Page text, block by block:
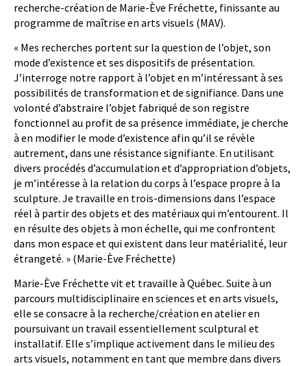
recherche-création de Marie-Ève Fréchette, finissante au
programme de maîtrise en arts visuels (MAV).
« Mes recherches portent sur la question de l’objet, son
mode d’existence et ses dispositifs de présentation.
J’interroge notre rapport à l’objet en m’intéressant à ses
possibilités de transformation et de signifiance. Dans une
volonté d’abstraire l’objet fabriqué de son registre
fonctionnel au profit de sa présence immédiate, je cherche
à en modifier le mode d’existence afin qu’il se révèle
autrement, dans une résistance signifiante. En utilisant
divers procédés d’accumulation et d’appropriation d’objets,
je m’intéresse à la relation du corps à l’espace propre à la
sculpture. Je travaille en trois-dimensions dans l’espace
réel à partir des objets et des matériaux qui m’entourent. Il
en résulte des objets à mon échelle, qui me confrontent
dans mon espace et qui existent dans leur matérialité, leur
étrangeté. » (Marie-Ève Fréchette)
Marie-Ève Fréchette vit et travaille à Québec. Suite à un
parcours multidisciplinaire en sciences et en arts visuels,
elle se consacre à la recherche/création en atelier en
poursuivant un travail essentiellement sculptural et
installatif. Elle s’implique activement dans le milieu des
arts visuels, notamment en tant que membre dans divers